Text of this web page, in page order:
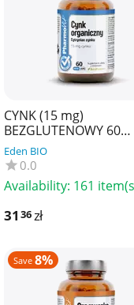
CYNK (15 mg)
BEZGLUTENOWY 60
KAPSUŁEK -
(CLEAN LABEL)
Eden BIO
0.0
Availability: 161
31 36zł
Save 8%